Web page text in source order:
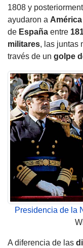
1808 y
ayudaron a
de España entre
militares, las juntas
través de un golpe
Presidencia de la
A diferencia de las